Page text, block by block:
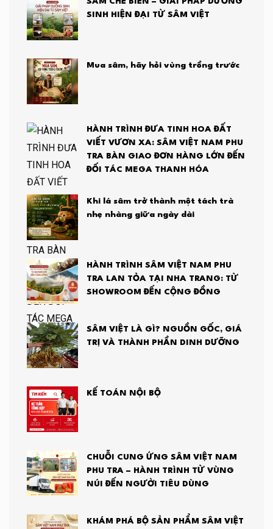
SINH HIỆN ĐẠI TỪ SÂM VIỆT
Mua sâm, hãy hỏi vùng trồng trước
HÀNH TRÌNH ĐƯA TINH HOA ĐẤT
VIẾT VƯƠN XA: SÂM VIỆT NAM PHU
TRA BÀN GIAO ĐƠN HÀNG LỚN ĐẾN
ĐỐI TÁC MEGA THANH HÓA
Khi lá sâm trở thành một tách trà
nhẹ nhàng giữa ngày dài
HÀNH TRÌNH SÂM VIỆT NAM PHU
TRA LAN TỎA TẠI NHA TRANG: TỪ
SHOWROOM ĐẾN CỘNG ĐỒNG
SÂM VIỆT LÀ GÌ? NGUỒN GỐC, GIÁ
TRỊ VÀ THÀNH PHẦN DINH DƯỠNG
KẾ TOÁN NỘI BỘ
CHUỖI CUNG ỨNG SÂM VIỆT NAM
PHU TRA – HÀNH TRÌNH TỪ VÙNG
NÚI ĐẾN NGƯỜI TIÊU DÙNG
KHÁM PHÁ BỘ SẢN PHẨM SÂM VIỆT